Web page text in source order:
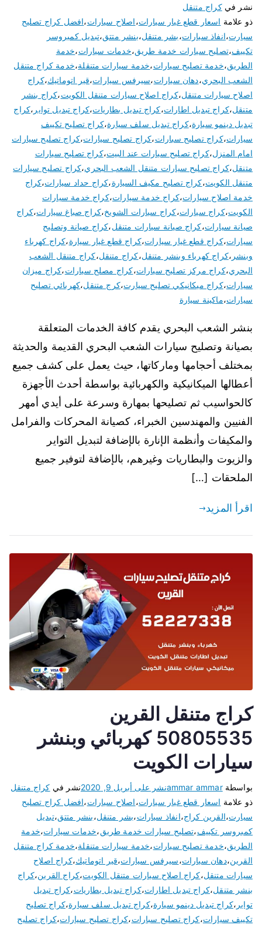
نشر فيكراج متنقل
ذو علامة اسعار قطع غيار سيارات،اصلاح سيارات،افضل كراج تصليح
سيارت،انفاذ سيارات،بشر متنقل،بنشر متتق،تبديل كمبروسر
تكييف،تصليح سيارات خدمة طريق،خدمات سيارات،خدمة
الطريق،خدمة تصليح سيارات،خدمة سيارات متنقلة،خدمة كراج متنقل
الشعب البحري،دهان سيارات،سيرفس سيارات،قير اتوماتيك،كراج
اصلاح سيارات متنقل،كراج اصلاح سيارات متنقل الكويت،كراج بنشر
متنقل،كراج تبديل اطارات،كراج تبديل بطاريات،كراج تبديل تواير ،كراج
تبديل دينمو سيارة،كراج تبديل سلف سيارة،كراج تصليح تكييف
سيارات،كراج تصليح سبارات،كراج تصليح سيارات،كراج تصليح سيارات
امام المنزل،كراج تصليح سيارات عند البيت،كراج تصليح سيارات
متنقل،كراج تصليح سيارات متنقل الشعب البحري،كراج تصليح سيارات
متنقل الكويت،كراج تصليح مكيف السيارة،كراج حداد سيارات،كراج
خدمة اصلاح سيارات،كراج خدمة سيارات،كراج خدمة سيارات
الكويت،كراج سيارات،كراج سيارات الشويخ،كراج صباغ سيارات،كراج
صيانة سيارات،كراج صيانة سيارات متنقل،كراج صيانة وتصليح
سيارات،كراج قطع غيار سيارات،كراج قطع غيار سيارة،كراج كهرباء
وبنشر ،كراج كهرباء وبنشر متنقل،كراج متنقل،كراج متنقل الشعب
البحري،كراج مركز تصليح سيارات،كراج مصلح سيارات،كراج ميزان
سيارات،كراج ميكانيكي تصليح سيارت،كرج متنقل،كهربائي تصليح
سيارات،ماكينة سيارة
بنشر الشعب البحري يقدم كافة الخدمات المتعلقة
بصيانة وتصليح سيارات الشعب البحري القديمة والحديثة
بمختلف أحجامها وماركاتها، حيث يعمل على كشف جميع
أعطالها الميكانيكية والكهربائية بواسطة أحدث الأجهزة
كالحواسيب ثم تصليحها بمهارة وسرعة على أيدي أمهر
الفنيين والمهندسين الخبراء، كصيانة المحركات والفرامل
والمكيفات وأنظمة الإنارة بالإضافة لتبديل التواير
والزيوت والبطاريات وغيرهم، بالإضافة لتوفير جميع
الملحقات […]
اقرأ المزيد
كراج متنقل القرين
50805535 كهربائي وبنشر
سيارات الكويت
بواسطةammar ammarنشر على أبريل 9, 2020 نشر في كراج متنقل
ذو علامة اسعار قطع غيار سيارات،اصلاح سيارات،افضل كراج تصليح
سيارت،القرين كراج،انفاذ سيارات،بشر متنقل،بنشر متتق،تبديل
كمبروسر تكييف،تصليح سيارات خدمة طريق،خدمات سيارات،خدمة
الطريق،خدمة تصليح سيارات،خدمة سيارات متنقلة،خدمة كراج متنقل
القرين،دهان سيارات،سيرفس سيارات،قير اتوماتيك،كراج اصلاح
سيارات متنقل،كراج اصلاح سيارات متنقل الكويت،كراج القرين،كراج
بنشر متنقل،كراج تبديل اطارات،كراج تبديل بطاريات،كراج تبديل
تواير ،كراج تبديل دينمو سيارة،كراج تبديل سلف سيارة،كراج تصليح
تكييف سيارات،كراج تصليح سبارات،كراج تصليح سيارات،كراج تصليح